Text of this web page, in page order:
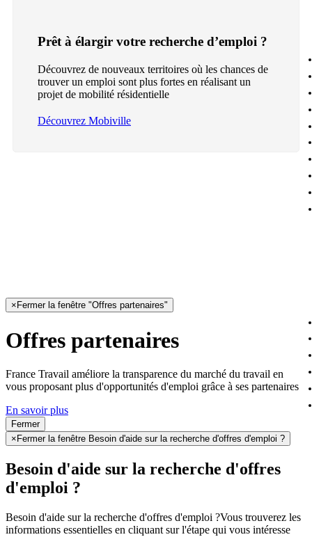
Prêt à élargir votre recherche d’emploi ?
Découvrez de nouveaux territoires où les chances de
trouver un emploi sont plus fortes en réalisant un
projet de mobilité résidentielle
Découvrez Mobiville
× Fermer la fenêtre "Offres partenaires"
Offres partenaires
France Travail améliore la transparence du marché du travail en
vous proposant plus d'opportunités d'emploi grâce à ses partenaires
En savoir plus
Fermer
× Fermer la fenêtre Besoin d'aide sur la recherche d'offres d'emploi ?
Besoin d'aide sur la recherche d'offres
d'emploi ?
Besoin d'aide sur la recherche d'offres d'emploi ?Vous trouverez les
informations essentielles en cliquant sur l'étape qui vous intéresse